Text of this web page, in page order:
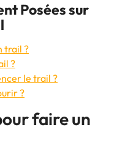
Posées sur
trail ?
?
le trail ?
?
faire un